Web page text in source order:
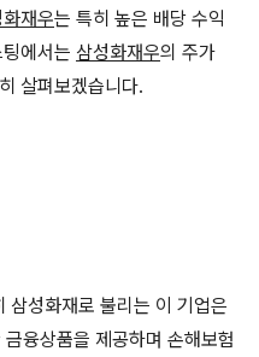
재우는 특히 높은 배당 수익
에서는 삼성화재우의 주가
살펴보겠습니다.
삼성화재로 불리는 이 기업은
융상품을 제공하며 손해보험